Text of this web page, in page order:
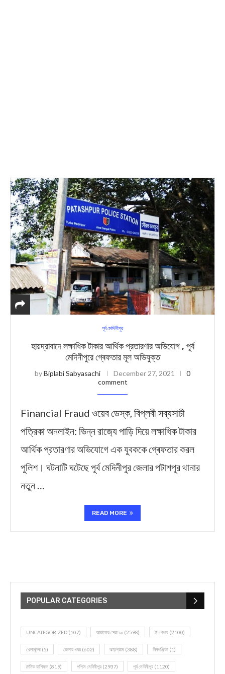
পূর্ব মেদিনীপুর
হায়দ্রাবাদে লক্ষাধিক টাকার আর্থিক প্রতারণার অভিযোগ , পূর্ব
মেদিনীপুরে গ্ৰেফতার মূল অভিযুক্ত
byBiplabi Sabyasachi December 27, 2021
0
comment
Financial Fraud ওয়েব ডেস্ক, বিপ্লবী সব্যসাচী
পত্রিকা অনলাইন: ভিন্ন রাজ‍্যে পাড়ি দিয়ে লক্ষাধিক টাকার
আর্থিক প্রতারণার অভিযোগে এক যুবককে গ্ৰেফতার করল
পুলিশ। ঘটনাটি ঘটেছে পূর্ব মেদিনীপুর জেলার পটাশপুর থানার
নতুন …
READ MORE
POPULAR CATEGORIES
UNCATEGORIZED (107) আজকের সেরা ১০ (2598) ই-পেপার (2100)
খেলাধূলো (5) জেলার খবর (602) ঝাড়গ্রাম (388) দিনপঞ্জিকা (1)
দৈনিক রাশিফল (819) পশ্চিম মেদিনীপুর (2937) পূর্ব মেদিনীপুর (1120)